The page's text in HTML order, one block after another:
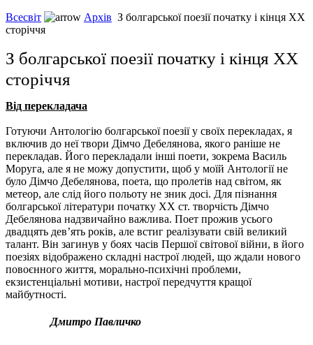
Всесвіт
Архів З болгарської поезії початку і кінця ХХ
сторіччя
З болгарської поезії початку і кінця ХХ
сторіччя
Від перекладача
Готуючи Антологію болгарської поезії у своїх перекладах, я
включив до неї твори Дімчо Дебелянова, якого раніше не
перекладав. Його перекладали інші поети, зокрема Василь
Моруга, але я не можу допустити, щоб у моїй Антології не
було Дімчо Дебелянова, поета, що пролетів над світом, як
метеор, але слід його польоту не зник досі. Для пізнання
болгарської літератури початку ХХ ст. творчість Дімчо
Дебелянова надзвичайно важлива. Поет прожив усього
двадцять дев’ять років, але встиг реалізувати свій великий
талант. Він загинув у боях часів Першої світової війни, в його
поезіях відображено складні настрої людей, що ждали нового
повоєнного життя, морально-психічні проблеми,
екзистенціальні мотиви, настрої передчуття кращої
майбутності.
Дмитро Павличко